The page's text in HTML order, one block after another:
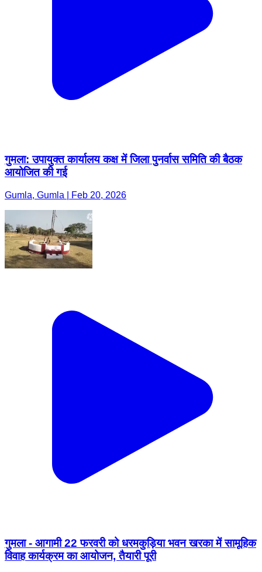
गुमला: उपायुक्त कार्यालय कक्ष में जिला पुनर्वास समिति की बैठक
आयोजित की गई
Gumla, Gumla | Feb 20, 2026
गुमला - आगामी 22 फरवरी को धरमकुड़िया भवन खरका में सामूहिक
विवाह कार्यक्रम का आयोजन, तैयारी पूरी